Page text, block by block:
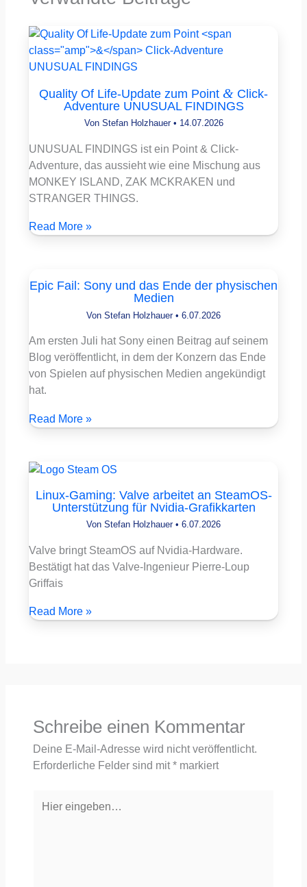
Quality Of Life-Update zum Point & Click-
Adventure UNUSUAL FINDINGS
Von Stefan Holzhauer • 14.07.2026
UNUSUAL FINDINGS ist ein Point & Click-
Adventure, das aussieht wie eine Mischung aus
MONKEY ISLAND, ZAK MCKRAKEN und
STRANGER THINGS.
Read More »
Epic Fail: Sony und das Ende der physischen
Medien
Von Stefan Holzhauer • 6.07.2026
Am ersten Juli hat Sony einen Beitrag auf seinem
Blog veröffentlicht, in dem der Konzern das Ende
von Spielen auf physischen Medien angekündigt
hat.
Read More »
Linux-Gaming: Valve arbeitet an SteamOS-
Unterstützung für Nvidia-Grafikkarten
Von Stefan Holzhauer • 6.07.2026
Valve bringt SteamOS auf Nvidia-Hardware.
Bestätigt hat das Valve-Ingenieur Pierre-Loup
Griffais
Read More »
Schreibe einen Kommentar
Deine E-Mail-Adresse wird nicht veröffentlicht.
Erforderliche Felder sind mit* markiert
eingeben…